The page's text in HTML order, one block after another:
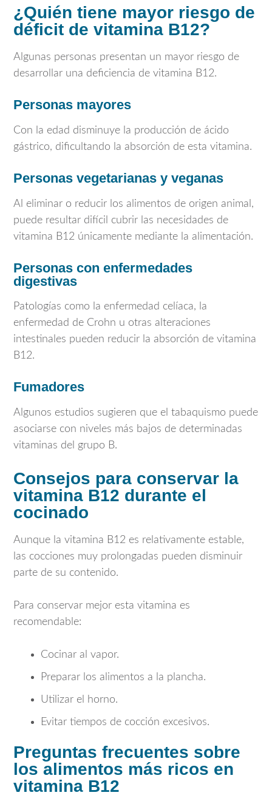
¿Quién tiene mayor riesgo de
déficit de vitamina B12?
Algunas personas presentan un mayor riesgo de
desarrollar una deficiencia de vitamina B12.
Personas mayores
Con la edad disminuye la producción de ácido
gástrico, dificultando la absorción de esta vitamina.
Personas vegetarianas y veganas
Al eliminar o reducir los alimentos de origen animal,
puede resultar difícil cubrir las necesidades de
vitamina B12 únicamente mediante la alimentación.
Personas con enfermedades
digestivas
Patologías como la enfermedad celíaca, la
enfermedad de Crohn u otras alteraciones
intestinales pueden reducir la absorción de vitamina
B12.
Fumadores
Algunos estudios sugieren que el tabaquismo puede
asociarse con niveles más bajos de determinadas
vitaminas del grupo B.
Consejos para conservar la
vitamina B12 durante el
cocinado
Aunque la vitamina B12 es relativamente estable,
las cocciones muy prolongadas pueden disminuir
parte de su contenido.
Para conservar mejor esta vitamina es
recomendable:
Cocinar al vapor.
Preparar los alimentos a la plancha.
Utilizar el horno.
Evitar tiempos de cocción excesivos.
Preguntas frecuentes sobre
los alimentos más ricos en
vitamina B12